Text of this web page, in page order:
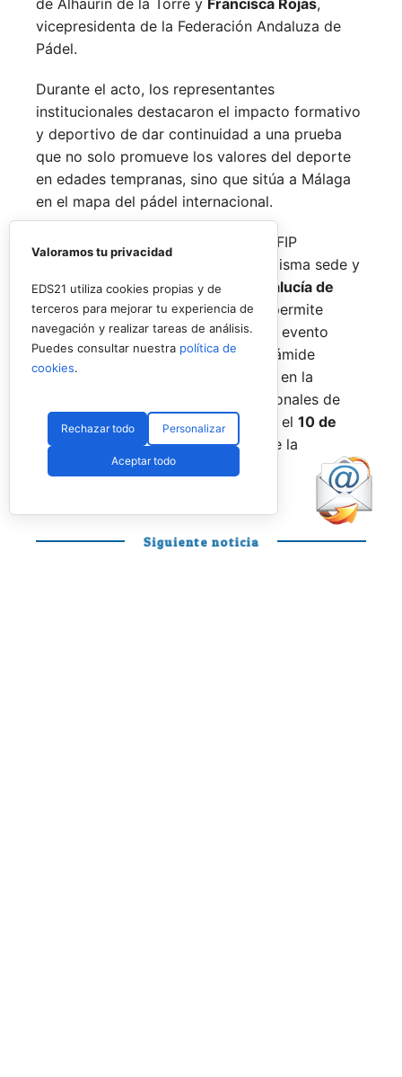
vicepresidenta de la Federación Andaluza de
Pádel.
Durante el acto, los representantes
institucionales destacaron el impacto formativo
y deportivo de dar continuidad a una prueba
que no solo promueve los valores del deporte
en edades tempranas, sino que sitúa a Málaga
en el mapa del pádel internacional.
De forma paralela al desarrollo del FIP
Promises, la FAP organizará en la misma sede y
fechas losInternacionales de Andalucía de
Menores 2026. Esta cita paralela permite
incorporar la categoríabenjamín
al evento
global, completando así toda la pirámide
formativa.
El plazo para registrarse en la
categoría benjamín de los Internacionales de
Andalucía permanece abierto hasta el 10 de
agosto
a través de la web oficial de la
Federación.
Siguiente noticia
Valoramos tu privacidad
EDS21 utiliza cookies propias y de
terceros para mejorar tu experiencia de
navegación y realizar tareas de análisis.
Puedes consultar nuestra política de
cookies.
Rechazar todo Personalizar
Aceptar todo